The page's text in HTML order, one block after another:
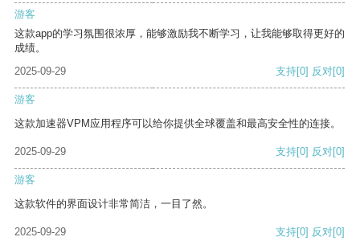
游客
这款app的学习氛围很浓厚，能够激励我不断学习，让我能够取得更好的
成绩。
2025-09-29
支持[0] 反对[0]
游客
这款加速器VPM应用程序可以给你提供全球覆盖和最高安全性的连接。
2025-09-29 支持[0] 反对[0]
游客
这款软件的界面设计非常简洁，一目了然。
2025-09-29 支持[0] 反对[0]